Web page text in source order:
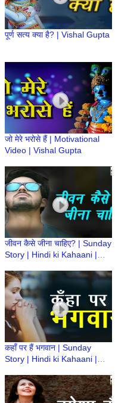
पूर्ण सत्य क्या है? | Vishal Gupta
जो मेरे भरोसे हैं | Motivational
Video | Vishal Gupta
जीवन कैसे जीना चाहिए? | Sunday
Story | Hindi ki Kahaani |
Gupta
कहाँ पर हैं भगवान | Sunday
Story | Hindi ki Kahaani |
Gupta